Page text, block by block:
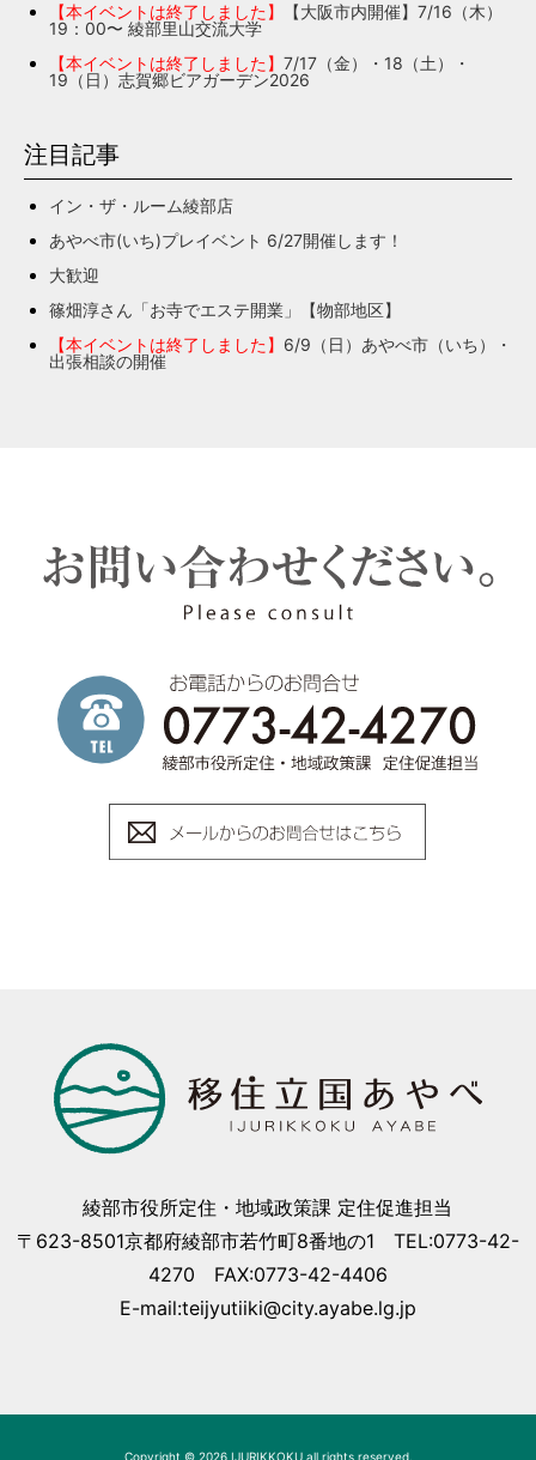
【本イベントは終了しました】
【大阪市内開催】7/16（木）
19：00〜 綾部里山交流大学
【本イベントは終了しました】 7/17（金）・18（土）・
19（日）志賀郷ビアガーデン2026
注目記事
イン・ザ・ルーム綾部店
あやべ市(いち)プレイベント 6/27開催します！
大歓迎
篠畑淳さん「お寺でエステ開業」【物部地区】
【本イベントは終了しました】 6/9（日）あやべ市（いち）・
出張相談の開催
綾部市役所定住・地域政策課 定住促進担当
〒623-8501京都府綾部市若竹町8番地の1 TEL:0773-42-
4270 FAX:0773-42-4406
E-mail:teijyutiiki@city.ayabe.lg.jp
Copyright © 2026 IJURIKKOKU all rights reserved.